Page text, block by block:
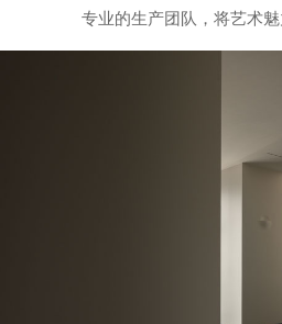
专业的生产团队，将艺术